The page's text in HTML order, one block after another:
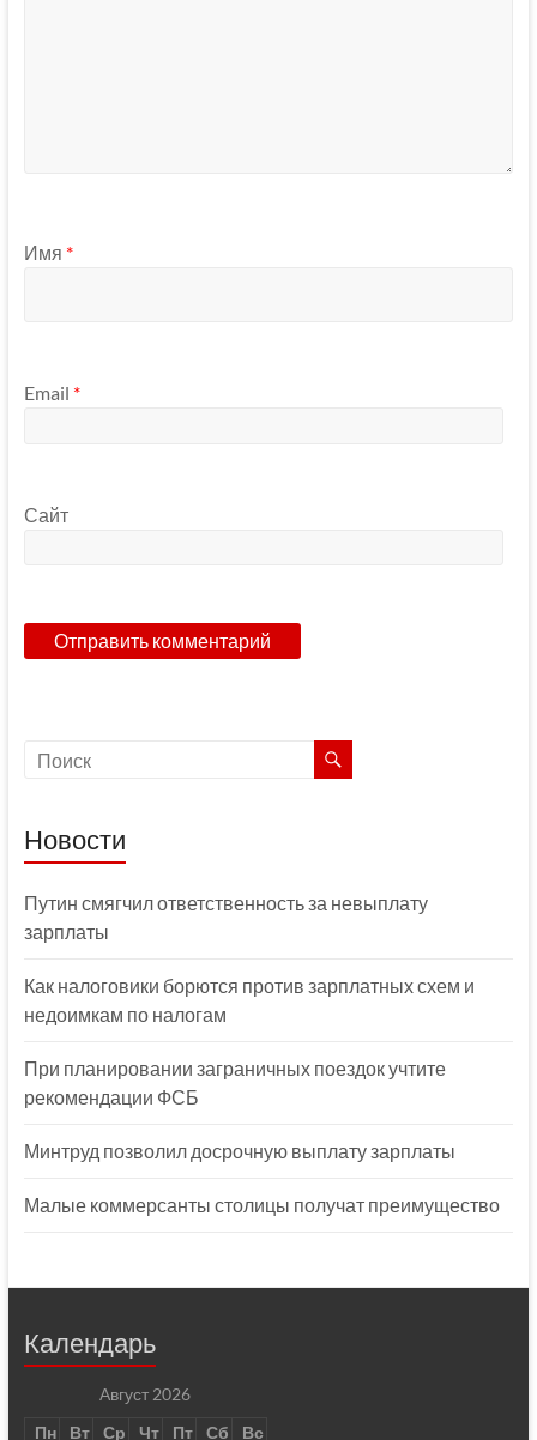
Имя *
Email *
Сайт
Новости
Путин смягчил ответственность за невыплату
зарплаты
Как налоговики борются против зарплатных схем и
недоимкам по налогам
При планировании заграничных поездок учтите
рекомендации ФСБ
Минтруд позволил досрочную выплату зарплаты
Малые коммерсанты столицы получат преимущество
Календарь
Август 2026
Пн
Вт Ср Чт Пт Сб
Вс